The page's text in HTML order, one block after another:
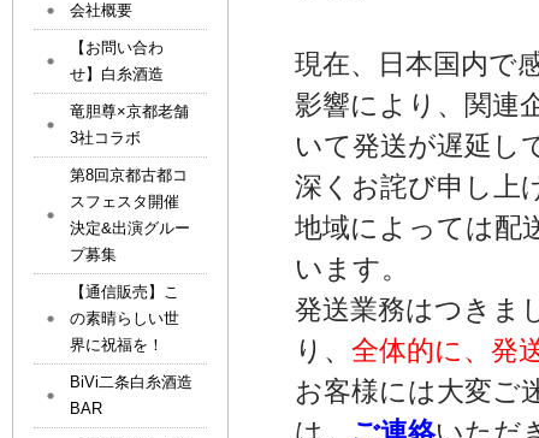
現在、日本国内で
影響により、関連
いて発送が遅延し
深くお詫び申し上
地域によっては配
います。
発送業務はつきま
り、 全体的に、発
お客様には大変ご
会社概要
【お問い合わ
せ】白糸酒造
竜胆尊×京都老舗
3社コラボ
第8回京都古都コ
スフェスタ開催
決定&出演グルー
プ募集
【通信販売】こ
の素晴らしい世
界に祝福を！
BiVi二条白糸酒造
BAR